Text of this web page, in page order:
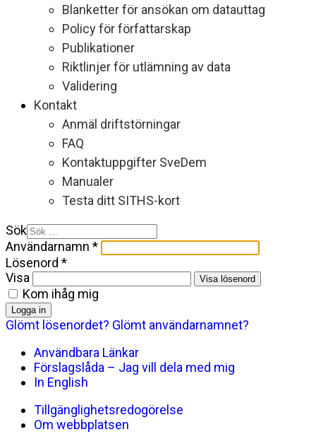
Blanketter för ansökan om datauttag
Policy för författarskap
Publikationer
Riktlinjer för utlämning av data
Validering
Kontakt
Anmäl driftstörningar
FAQ
Kontaktuppgifter SveDem
Manualer
Testa ditt SITHS-kort
Sök
Användarnamn *
Lösenord *
Visa
Visa lösenord
Kom ihåg mig
Logga in
Glömt lösenordet? Glömt användarnamnet?
Användbara Länkar
Förslagslåda – Jag vill dela med mig
In English
Tillgänglighetsredogörelse
Om webbplatsen